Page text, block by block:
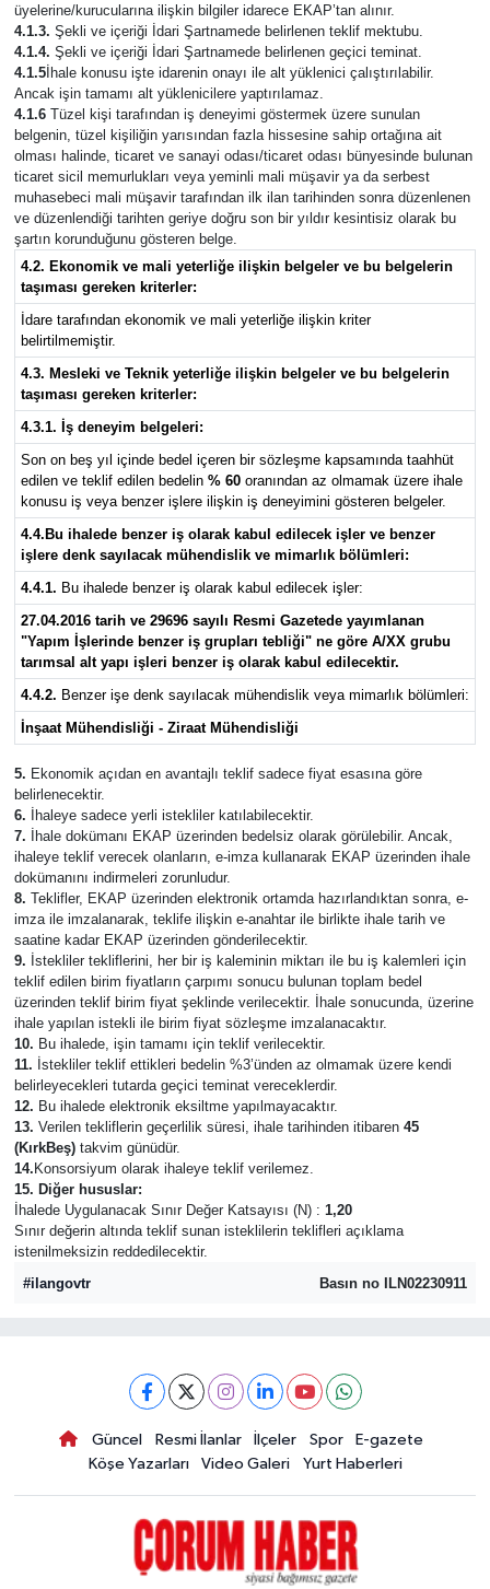
üyelerine/kurucularına ilişkin bilgiler idarece EKAP’tan alınır.
4.1.3. Şekli ve içeriği İdari Şartnamede belirlenen teklif mektubu.
4.1.4. Şekli ve içeriği İdari Şartnamede belirlenen geçici teminat.
4.1.5İhale konusu işte idarenin onayı ile alt yüklenici çalıştırılabilir.
Ancak işin tamamı alt yüklenicilere yaptırılamaz.
4.1.6Tüzel kişi tarafından iş deneyimi göstermek üzere sunulan
belgenin, tüzel kişiliğin yarısından fazla hissesine sahip ortağına ait
olması halinde, ticaret ve sanayi odası/ticaret odası bünyesinde bulunan
ticaret sicil memurlukları veya yeminli mali müşavir ya da serbest
muhasebeci mali müşavir tarafından ilk ilan tarihinden sonra düzenlenen
ve düzenlendiği tarihten geriye doğru son bir yıldır kesintisiz olarak bu
şartın korunduğunu gösteren belge.
4.2. Ekonomik ve mali yeterliğe ilişkin belgeler ve bu belgelerin
taşıması gereken kriterler:
İdare tarafından ekonomik ve mali yeterliğe ilişkin kriter
belirtilmemiştir.
4.3. Mesleki ve Teknik yeterliğe ilişkin belgeler ve bu belgelerin
taşıması gereken kriterler:
4.3.1. İş deneyim belgeleri:
Son on beş yıl içinde bedel içeren bir sözleşme kapsamında taahhüt
edilen ve teklif edilen bedelin % 60oranından az olmamak üzere ihale
konusu iş veya benzer işlere ilişkin iş deneyimini gösteren belgeler.
4.4.Bu ihalede benzer iş olarak kabul edilecek işler ve benzer
işlere denk sayılacak mühendislik ve mimarlık bölümleri:
4.4.1. Bu ihalede benzer iş olarak kabul edilecek işler:
27.04.2016 tarih ve 29696 sayılı Resmi Gazetede yayımlanan
"Yapım İşlerinde benzer iş grupları tebliği" ne göre A/XX grubu
tarımsal alt yapı işleri benzer iş olarak kabul edilecektir.
4.4.2. Benzer işe denk sayılacak mühendislik veya mimarlık bölümleri:
İnşaat Mühendisliği - Ziraat Mühendisliği
5. Ekonomik açıdan en avantajlı teklif sadece fiyat esasına göre
belirlenecektir.
6. İhaleye sadece yerli istekliler katılabilecektir.
7. İhale dokümanı EKAP üzerinden bedelsiz olarak görülebilir. Ancak,
ihaleye teklif verecek olanların, e-imza kullanarak EKAP üzerinden ihale
dokümanını indirmeleri zorunludur.
8. Teklifler, EKAP üzerinden elektronik ortamda hazırlandıktan sonra, e-
imza ile imzalanarak, teklife ilişkin e-anahtar ile birlikte ihale tarih ve
saatine kadar EKAP üzerinden gönderilecektir.
9. İstekliler tekliflerini, her bir iş kaleminin miktarı ile bu iş kalemleri için
teklif edilen birim fiyatların çarpımı sonucu bulunan toplam bedel
üzerinden teklif birim fiyat şeklinde verilecektir. İhale sonucunda, üzerine
ihale yapılan istekli ile birim fiyat sözleşme imzalanacaktır.
10. Bu ihalede, işin tamamı için teklif verilecektir.
11. İstekliler teklif ettikleri bedelin %3’ünden az olmamak üzere kendi
belirleyecekleri tutarda geçici teminat vereceklerdir.
12. Bu ihalede elektronik eksiltme yapılmayacaktır.
13. Verilen tekliflerin geçerlilik süresi, ihale tarihinden itibaren 45
(KırkBeş)takvim günüdür.
14. Konsorsiyum olarak ihaleye teklif verilemez.
15. Diğer hususlar:
İhalede Uygulanacak Sınır Değer Katsayısı (N) : 1,20
Sınır değerin altında teklif sunan isteklilerin teklifleri açıklama
istenilmeksizin reddedilecektir.
#ilangovtr
Basın no ILN02230911
Güncel Resmi İlanlar İlçeler Spor
E-gazete
Köşe Yazarları
Video Galeri Yurt Haberleri